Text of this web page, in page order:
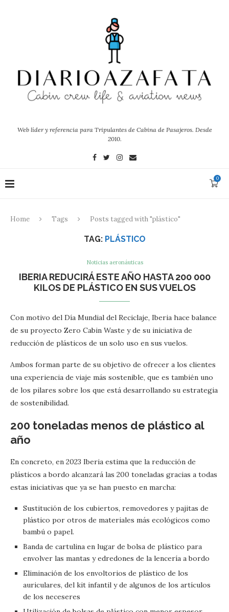
Web líder y referencia para Tripulantes de Cabina de Pasajeros. Desde
2010.
0
Home Tags Posts tagged with "plástico"
TAG: PLÁSTICO
Noticias aeronáuticas
IBERIA REDUCIRÁ ESTE AÑO HASTA 200 000
KILOS DE PLÁSTICO EN SUS VUELOS
Con motivo del Día Mundial del Reciclaje, Iberia hace balance
de su proyecto Zero Cabin Waste y de su iniciativa de
reducción de plásticos de un solo uso en sus vuelos.
Ambos forman parte de su objetivo de ofrecer a los clientes
una experiencia de viaje más sostenible, que es también uno
de los pilares sobre los que está desarrollando su estrategia
de sostenibilidad.
200 toneladas menos de plástico al
año
En concreto, en 2023 Iberia estima que la reducción de
plásticos a bordo alcanzará las 200 toneladas gracias a todas
estas iniciativas que ya se han puesto en marcha:
Sustitución de los cubiertos, removedores y pajitas de
plástico por otros de materiales más ecológicos como
bambú o papel.
Banda de cartulina en lugar de bolsa de plástico para
envolver las mantas y edredones de la lencería a bordo
Eliminación de los envoltorios de plástico de los
auriculares, del kit infantil y de algunos de los artículos
de los neceseres